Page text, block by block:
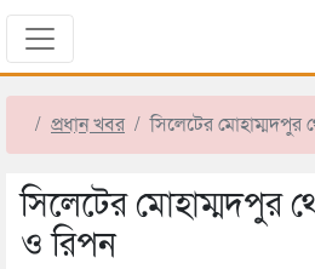
প্রধান খবর সিলেটের
সিলেটের মোহাম্মদপুর
ও রিপন